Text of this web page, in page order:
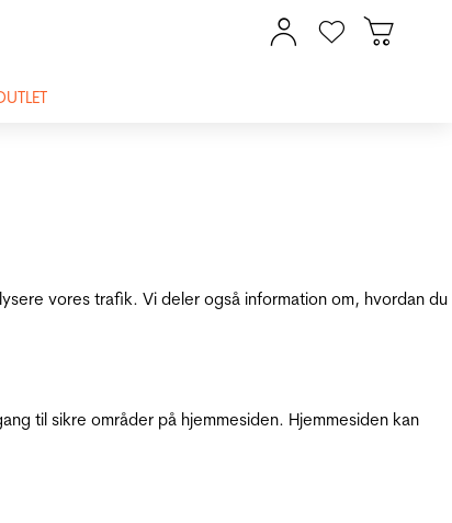
vores trafik. Vi deler også information om, hvordan du
til sikre områder på hjemmesiden. Hjemmesiden kan